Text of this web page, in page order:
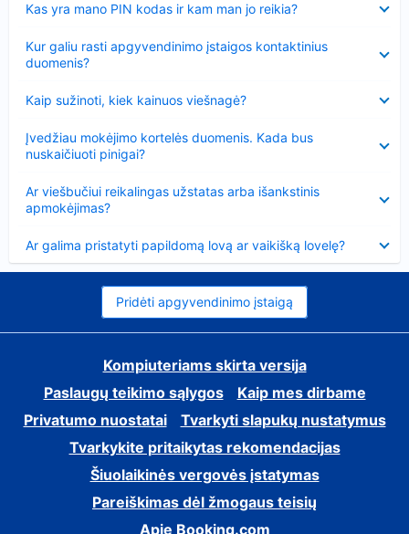
Kas yra mano PIN kodas ir kam man jo reikia?
Kur galiu rasti apgyvendinimo įstaigos kontaktinius
duomenis?
Kaip sužinoti, kiek kainuos viešnagė?
Įvedžiau mokėjimo kortelės duomenis. Kada bus
nuskaičiuoti pinigai?
Ar viešbučiui reikalingas užstatas arba išankstinis
apmokėjimas?
Ar galima pristatyti papildomą lovą ar vaikišką lovelę?
Pridėti apgyvendinimo įstaigą
Kompiuteriams skirta versija
Paslaugų teikimo sąlygos
Kaip mes dirbame
Privatumo nuostatai
Tvarkyti slapukų nustatymus
Tvarkykite pritaikytas rekomendacijas
Šiuolaikinės vergovės įstatymas
Pareiškimas dėl žmogaus teisių
Apie Booking.com